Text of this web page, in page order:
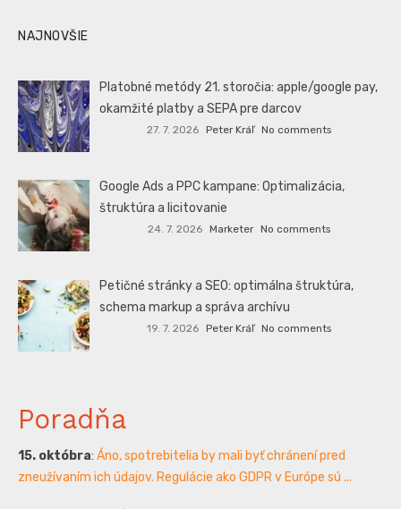
NAJNOVŠIE
Platobné metódy 21. storočia: apple/google pay,
okamžité platby a SEPA pre darcov
27. 7. 2026 Peter Kráľ No comments
Google Ads a PPC kampane: Optimalizácia,
štruktúra a licitovanie
24. 7. 2026 Marketer No comments
Petičné stránky a SEO: optimálna štruktúra,
schema markup a správa archívu
19. 7. 2026 Peter Kráľ No comments
Poradňa
15. októbra: Áno, spotrebitelia by mali byť chránení pred
zneužívaním ich údajov. Regulácie ako GDPR v Európe sú ...